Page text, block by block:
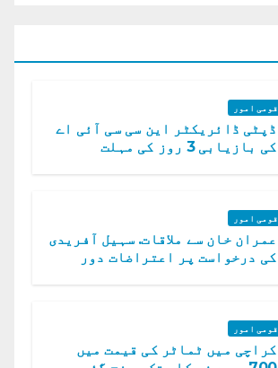
قومی امور
ڈپٹی ڈائریکٹر این سی سی آئی اے
کی بازیابی 3 روز کی مہلت
قومی امور
عمران خان سے ملاقات. سہیل آفریدی
کی درخواست پر اعتراضات دور
قومی امور
کراچی میں ٹماٹر کی قیمت میں